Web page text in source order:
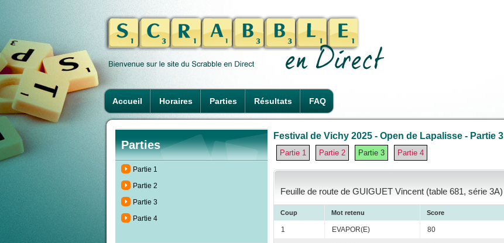
Accueil Horaires Parties Résultats FAQ
Parties
Partie 1
Partie 2
Partie 3
Partie 4
Festival de Vichy 2025 - Open de Lapalisse - Partie 3
Partie 1 Partie 2 Partie 3 Partie 4
Feuille de route de GUIGUET Vincent (table 681, série 3A)
Coup Mot retenu Score
1 EVAPOR(E) 80